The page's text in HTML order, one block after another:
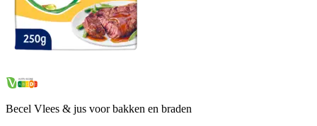
Becel Vlees & jus voor bakken en braden